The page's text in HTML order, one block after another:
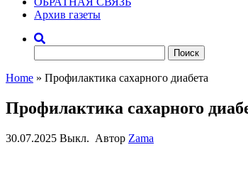
Архив газеты
Home » Профилактика сахарного диабета
Профилактика сахарного
30.07.2025 Выкл. Автор Zama